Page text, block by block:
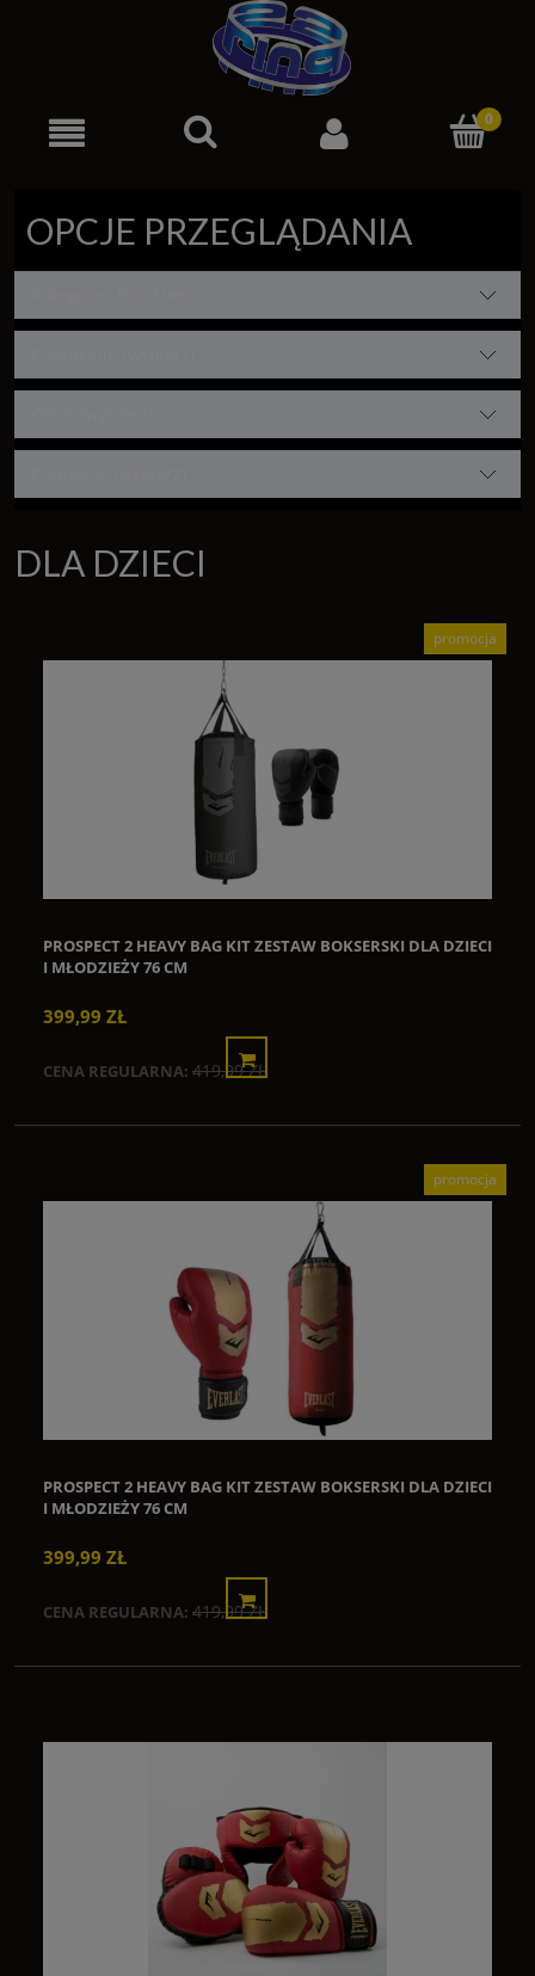
OPCJE PRZEGLĄDANIA
DLA DZIECI
PROSPECT 2 HEAVY BAG KIT ZESTAW BOKSERSKI DLA DZIECI
I MŁODZIEŻY 76 CM
399,99 ZŁ
CENA REGULARNA: 419,99 ZŁ
promocja
PROSPECT 2 HEAVY BAG KIT ZESTAW BOKSERSKI DLA DZIECI
I MŁODZIEŻY 76 CM
399,99 ZŁ
CENA REGULARNA: 419,99 ZŁ
promocja